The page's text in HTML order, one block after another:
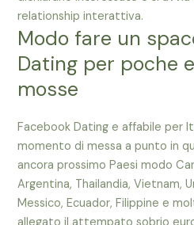
relationship interattiva.
Modo fare un
Dating per poche
mosse
Facebook Dating e affabile per
momento di messa a punto in
ancora prossimo Paesi modo
Argentina, Thailandia, Vietnam,
Messico, Ecuador, Filippine e